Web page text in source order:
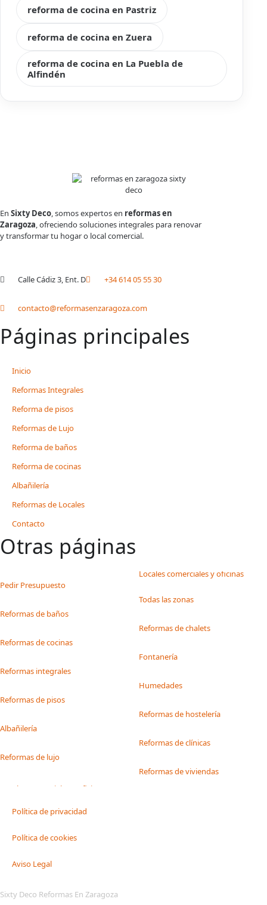
reforma de cocina en Pastriz
reforma de cocina en Zuera
reforma de cocina en La Puebla de
Alfindén
Páginas principales
Inicio
Reformas Integrales
Reforma de pisos
Reformas de Lujo
Reforma de baños
Reforma de cocinas
Albañilería
Reformas de Locales
Contacto
En Sixty Deco, somos expertos en reformas en
Zaragoza, ofreciendo soluciones integrales para renovar
y transformar tu hogar o local comercial.
Calle Cádiz 3, Ent. D +34 614 05 55 30
contacto@reformasenzaragoza.com
Otras páginas
Pedir Presupuesto
Reformas de baños
Reformas de cocinas
Reformas integrales
Reformas de pisos
Albañilería
Reformas de lujo
Locales comerciales y oficinas
Todas las zonas
Reformas de chalets
Fontanería
Humedades
Reformas de hostelería
Reformas de clínicas
Reformas de viviendas
Política de privacidad
Política de cookies
Aviso Legal
Sixty Deco Reformas En Zaragoza